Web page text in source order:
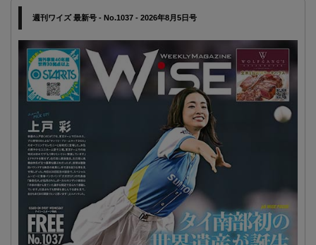
週刊ワイズ 最新号 - No.1037 - 2026年8月5日号